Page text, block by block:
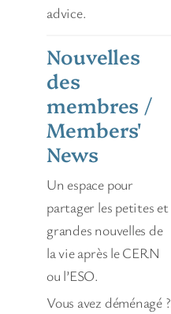
advice.
Nouvelles
des
membres /
Members'
News
Un espace pour
partager les petites et
grandes nouvelles de
la vie après le CERN
ou l’ESO.
Vous avez déménagé ?